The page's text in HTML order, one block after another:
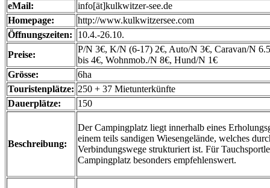
eMail:
info[ät]kulkwitzer-see.de
Homepage:
http://www.kulkwitzersee.com
Öffnungszeiten:
10.4.-26.10.
Preise:
P/N 3€, K/N (6-17) 2€, Auto/N 3€, Caravan/N
bis 4€, Wohnmob./N 8€, Hund/N 1€
Grösse:
6ha
Touristenplätze: 250 + 37 Mietunterkünfte
Dauerplätze:
150
Beschreibung:
Der Campingplatz liegt innerhalb eines
einem teils sandigen Wiesengelände, welches
Verbindungswege strukturiert ist. Für
Campingplatz besonders empfehlenswert.